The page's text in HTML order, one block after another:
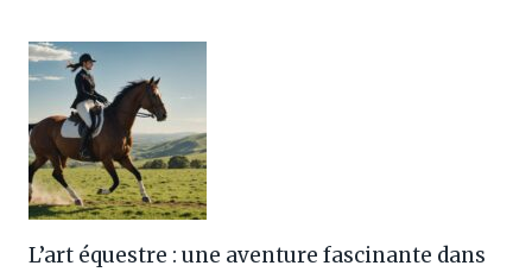
L’art équestre : une aventure fascinante dans